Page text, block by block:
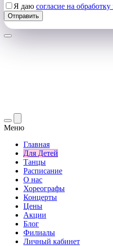
Я даю согласие на
Меню
Главная
Для Детей
Танцы
Расписание
О нас
Хореографы
Концерты
Цены
Акции
Блог
Филиалы
Личный кабинет